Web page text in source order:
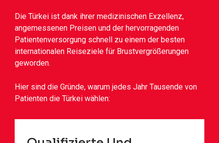
Die Türkei ist dank ihrer medizinischen Exzellenz,
angemessenen Preisen und der hervorragenden
Patientenversorgung schnell zu einem der besten
internationalen Reiseziele für Brustvergrößerungen
geworden.
Hier sind die Gründe, warum jedes Jahr Tausende von
Patienten die Türkei wählen: